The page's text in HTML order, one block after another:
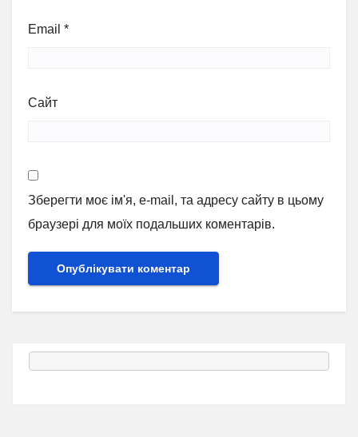
Email *
Сайт
Зберегти моє ім'я, e-mail, та адресу сайту в цьому
браузері для моїх подальших коментарів.